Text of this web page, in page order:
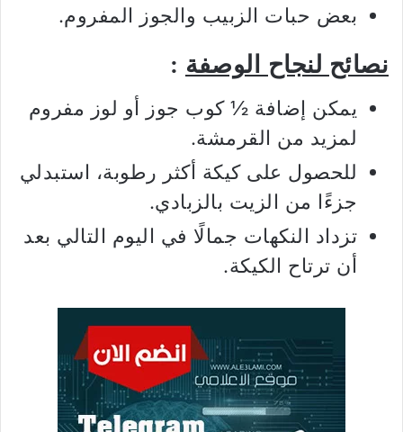
بعض حبات الزبيب والجوز المفروم.
نصائح لنجاح الوصفة :
يمكن إضافة ½ كوب جوز أو لوز مفروم
لمزيد من القرمشة.
للحصول على كيكة أكثر رطوبة، استبدلي
جزءًا من الزيت بالزبادي.
تزداد النكهات جمالًا في اليوم التالي بعد
أن ترتاح الكيكة.